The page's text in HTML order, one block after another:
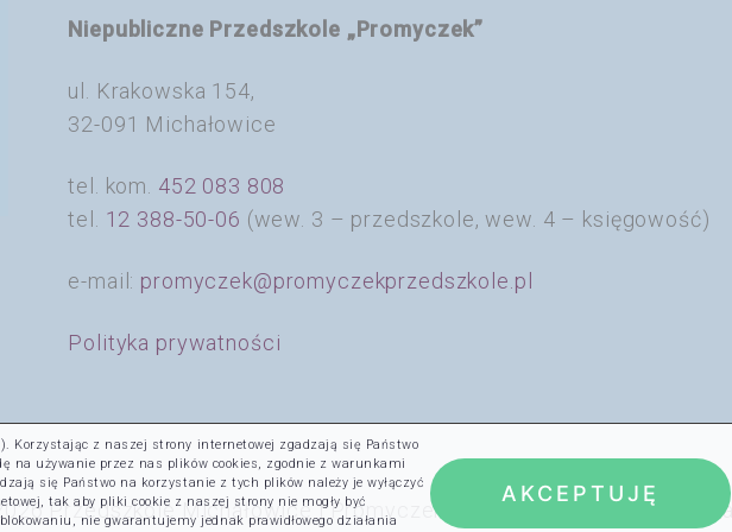
Korzystając z naszej strony internetowej zgadzają się Państwo
na używanie przez nas plików cookies, zgodnie z warunkami
się Państwo na korzystanie z tych plików należy je wyłączyć
tak aby pliki cookie z naszej strony nie mogły być
nie gwarantujemy jednak prawidłowego działania
AKCEPTUJĘ
Niepubliczne Przedszkole „Promyczek”
ul. Krakowska 154,
32-091 Michałowice
tel. kom. 452 083 808
tel. 12 388-50-06 (wew. 3 – przedszkole, wew. 4 – księgowość)
e-mail: promyczek@promyczekprzedszkole.pl
Polityka prywatności
Przedszkole Michałowice | Promyczek – adaptacja, własna kuchnia